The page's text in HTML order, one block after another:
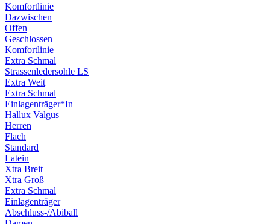
Komfortlinie
Dazwischen
Offen
Geschlossen
Komfortlinie
Extra Schmal
Strassenledersohle LS
Extra Weit
Extra Schmal
Einlagenträger*In
Hallux Valgus
Herren
Flach
Standard
Latein
Xtra Breit
Xtra Groß
Extra Schmal
Einlagenträger
Abschluss-/Abiball